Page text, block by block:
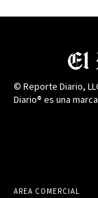
© Reporte Diario,
Diario® es una
AREA COMERCIAL